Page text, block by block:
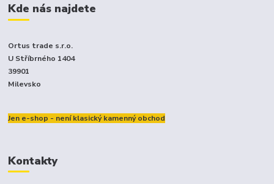
Kde nás najdete
Ortus trade s.r.o.
U Stříbrného 1404
39901
Milevsko
Jen e-shop - není klasický kamenný obchod
Kontakty